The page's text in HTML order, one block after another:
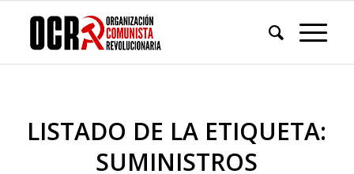
LISTADO DE LA ETIQUETA:
SUMINISTROS